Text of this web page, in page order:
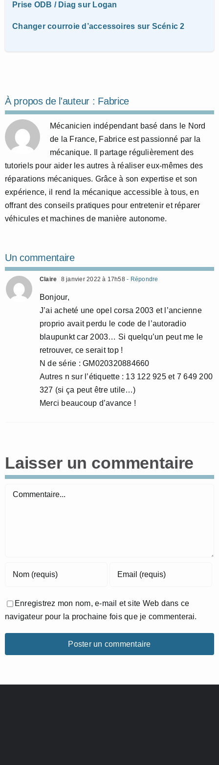
Prise ODB / Diag sur Logan
Changer courroie d’accessoires sur Scénic 2
À propos de l'auteur : Fabrice
Mécanicien indépendant basé dans le Nord
de la France, Fabrice est passionné par la
mécanique. Il partage régulièrement des
tutoriels pour aider les autres à réaliser eux-mêmes des
réparations mécaniques. Grâce à son expertise et son
expérience, il rend la mécanique accessible à tous, en
offrant des conseils pratiques pour entretenir et réparer
véhicules et machines de manière autonome.
Un commentaire
Claire 8 janvier 2022 à 17h58- Répondre
Bonjour,
J’ai acheté une opel corsa 2003 et l’ancienne
proprio avait perdu le code de l’autoradio
blaupunkt car 2003… Si quelqu’un peut me le
retrouver, ce serait top !
N de série : GM020320884660
Autres n sur l’étiquette : 13 122 925 et 7 649 200
327 (si ça peut être utile…)
Merci beaucoup d’avance !
Laisser un commentaire
Commentaire
Enregistrez mon nom, e-mail et site Web dans ce
navigateur pour la prochaine fois que je commenterai.